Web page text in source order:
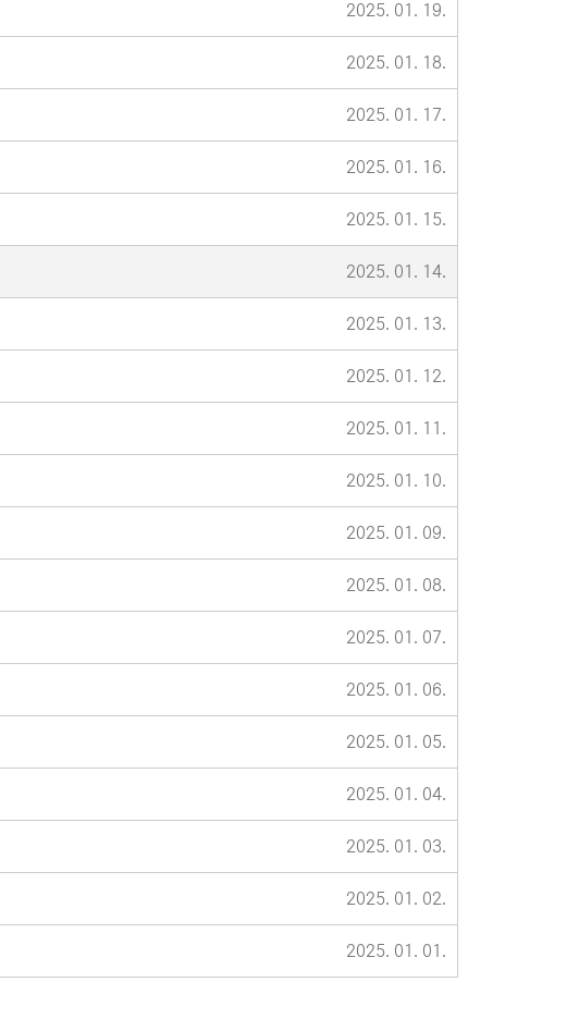
2025. 01. 19.
2025. 01. 18.
2025. 01. 17.
2025. 01. 16.
2025. 01. 15.
2025. 01. 14.
2025. 01. 13.
2025. 01. 12.
2025. 01. 11.
2025. 01. 10.
2025. 01. 09.
2025. 01. 08.
2025. 01. 07.
2025. 01. 06.
2025. 01. 05.
2025. 01. 04.
2025. 01. 03.
2025. 01. 02.
2025. 01. 01.